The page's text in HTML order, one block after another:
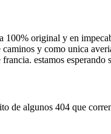
100% original y en
y como unica
estamos
de algunos 404 que